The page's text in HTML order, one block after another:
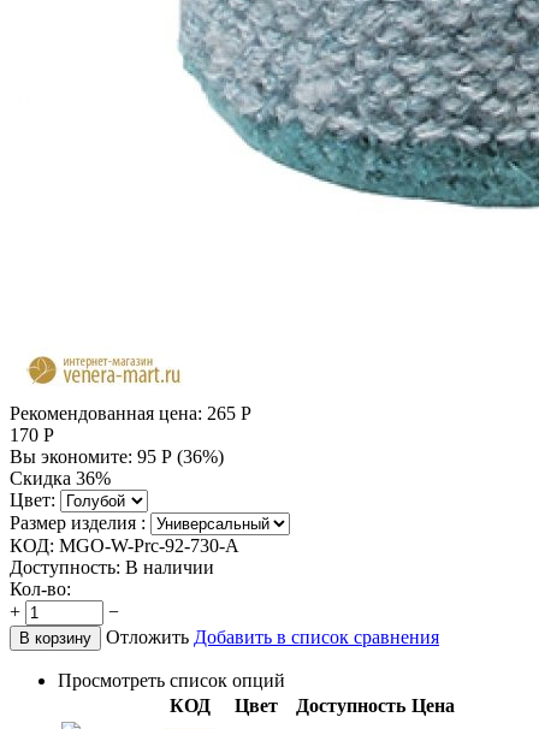
Рекомендованная цена: 265 Р
170 Р
Вы экономите: 95 Р (36%)
Скидка 36%
Цвет:
Размер изделия :
КОД: MGO-W-Prc-92-730-A
Доступность: В наличии
Кол-во:
+
−
В корзину Отложить Добавить в список сравнения
Просмотреть список опций
КОД
Цвет Доступность Цена